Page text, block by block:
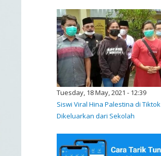
Tuesday, 18 May, 2021 - 12:39
Siswi Viral Hina Palestina di Tiktok
Dikeluarkan dari Sekolah